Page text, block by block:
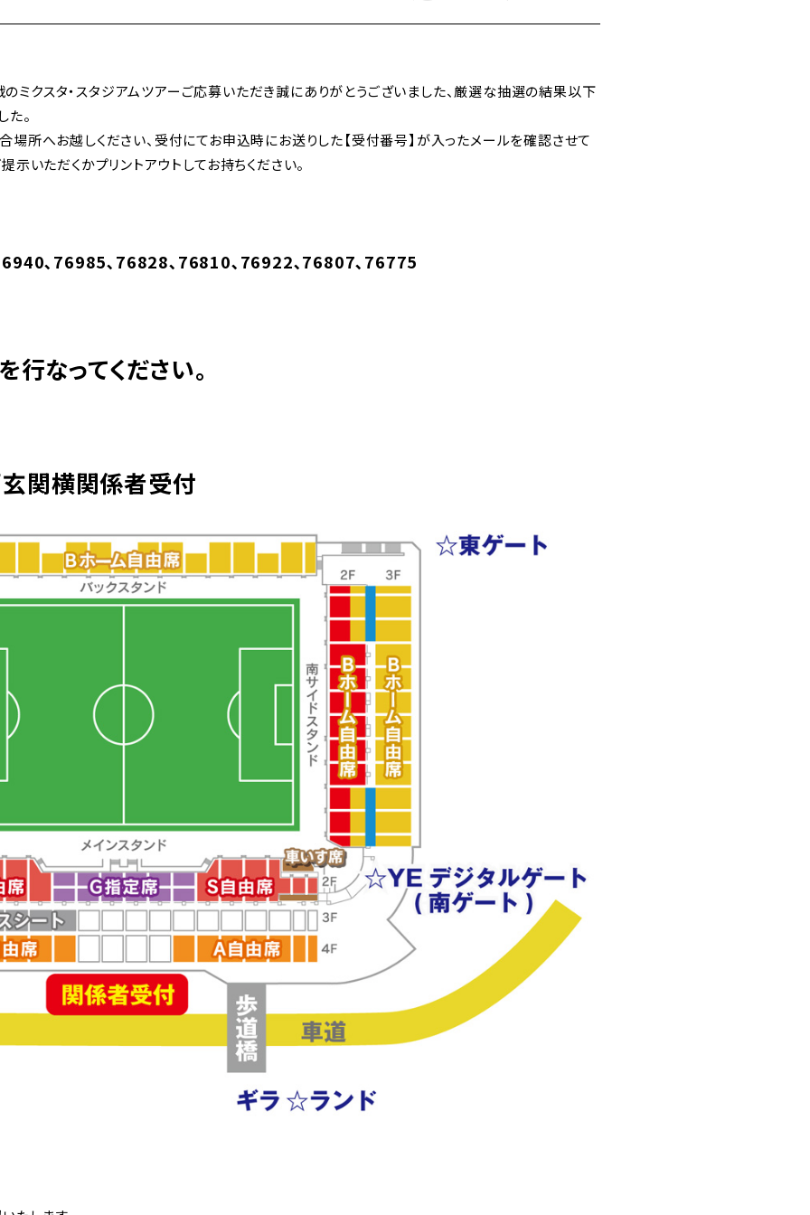
ミクスタ・スタジアムツアーご応募いただき誠にありがとうございました、厳選な抽選の結果以下
。
所へお越しください、受付にてお申込時にお送りした【受付番号】が入ったメールを確認させて
示いただくかプリントアウトしてお持ちください。
､76985､76828､76810､76922､76807､76775
行なってください。
関横関係者受付